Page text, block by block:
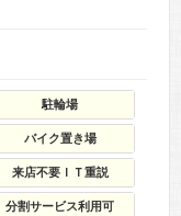
駐輪場
バイク置き場
来店不要ＩＴ重説
分割サービス利用可